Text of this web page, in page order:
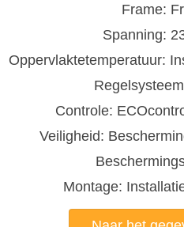
Frame:
Spanning:
Oppervlaktetemperatuur:
Controle:
Veiligheid:
Montage: